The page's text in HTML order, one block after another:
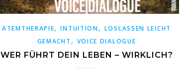
ATEMTHERAPIE,INTUITION, LOSLASSEN LEICHT
GEMACHT , VOICE DIALOGUE
WER FÜHRT DEIN LEBEN – WIRKLICH?